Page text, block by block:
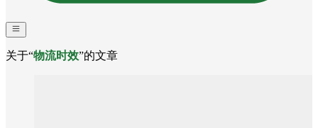
关于“物流时效”的文章